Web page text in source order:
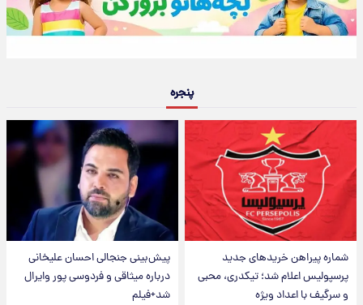
پنجره
شماره پیراهن خریدهای جدید
پرسپولیس اعلام شد؛ تیکدری، محبی
و سرگیف با اعداد ویژه
پیش‌بینی جنجالی احسان علیخانی
درباره میثاقی و فردوسی پور وایرال
شد+فیلم